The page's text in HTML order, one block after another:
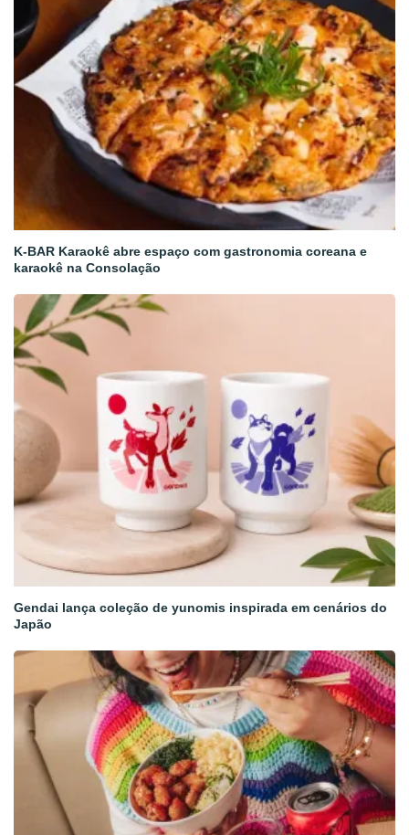
K-BAR Karaokê abre espaço com gastronomia coreana e
karaokê na Consolação
Gendai lança coleção de yunomis inspirada em cenários do
Japão